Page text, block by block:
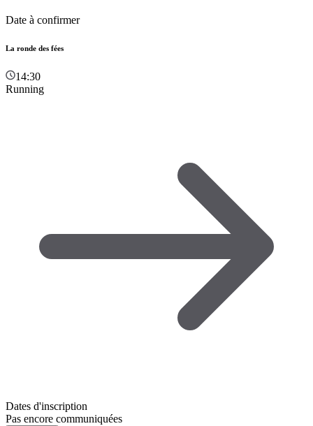
Date à confirmer
La ronde des fées
14:30
Running
Dates d'inscription
Pas encore communiquées